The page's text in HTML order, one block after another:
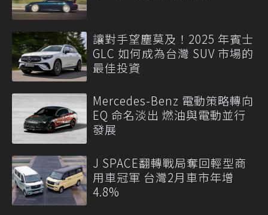
讓對手望塵莫及！2025 年賓士
GLC 如何成為台灣 SUV 市場的
最佳投資
Mercedes-Benz 電動策略轉向
EQ 命名淡出 燃油與電動並行
發展
J SPACE翻轉戰局奪回輕型商
用車冠軍 台灣2月車市年增
4.8%